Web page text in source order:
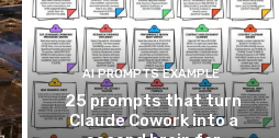
AI PROMPTS EXAMPLE
25 prompts that turn
Claude Cowork into a